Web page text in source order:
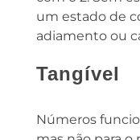
um estado de
adiamento ou
Tangível
Números